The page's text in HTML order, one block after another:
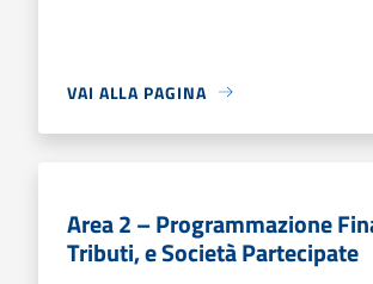
VAI ALLA PAGINA
Area 2 – Programmazione
Tributi, e Società Partecipate